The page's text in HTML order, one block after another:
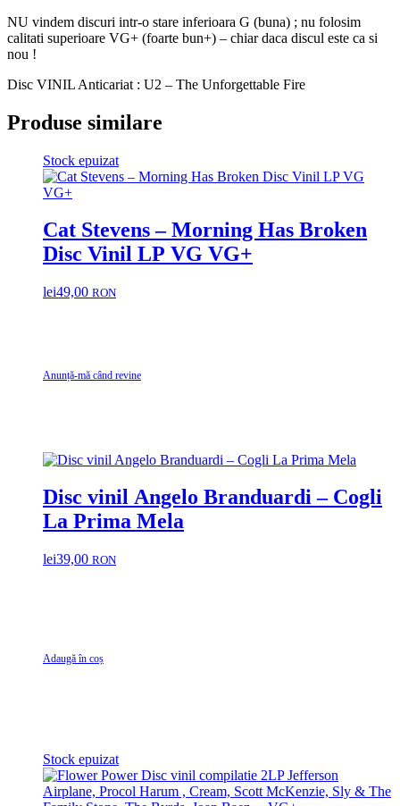
NU vindem discuri intr-o stare inferioara G (buna) ; nu folosim
calitati superioare VG+ (foarte bun+) – chiar daca discul este ca si
nou !
Disc VINIL Anticariat : U2 – The Unforgettable Fire
Produse similare
Stock epuizat
Cat Stevens – Morning Has Broken
Disc Vinil LP VG VG+
lei49,00 RON
Anunță-mă când revine
Disc vinil Angelo Branduardi – Cogli
La Prima Mela
lei39,00 RON
Adaugă în coș
Stock epuizat